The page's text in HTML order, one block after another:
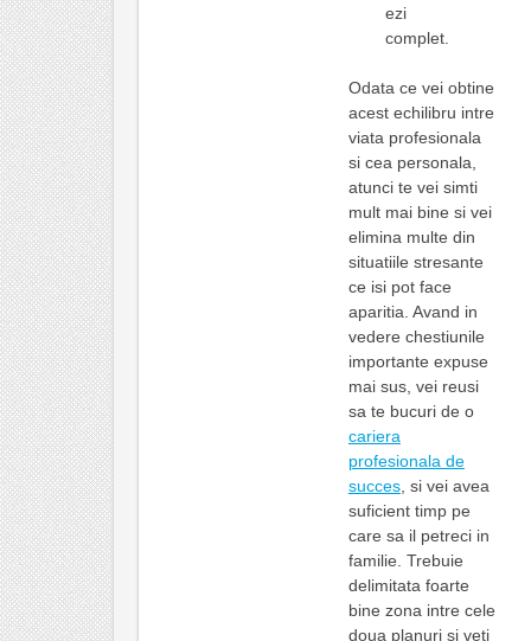
ezi
complet.
Odata ce vei obtine
acest echilibru intre
viata profesionala
si cea personala,
atunci te vei simti
mult mai bine si vei
elimina multe din
situatiile stresante
ce isi pot face
aparitia. Avand in
vedere chestiunile
importante expuse
mai sus, vei reusi
sa te bucuri de o
cariera
profesionala de
succes, si vei avea
suficient timp pe
care sa il petreci in
familie. Trebuie
delimitata foarte
bine zona intre cele
doua planuri si veti